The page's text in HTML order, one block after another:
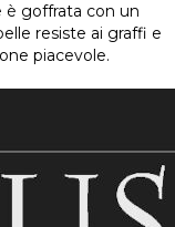
è goffrata con un
resiste ai graffi e
piacevole.